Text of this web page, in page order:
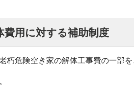
費用に対する補助制度
朽危険空き家の解体工事費の一部を